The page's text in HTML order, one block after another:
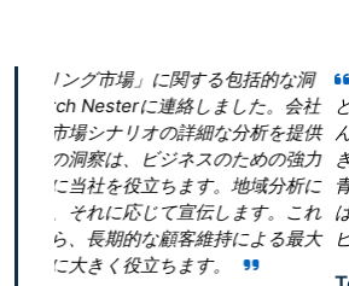
包括的な洞
した。会社
な分析を提供
のための強力
。地域分析に
します。これ
持による最大
Research Nester を選
とって最良の決断であっ
ん。 私たちは「真空ポン
ぎたいと考えていました
青写真を作成することに
は、従うべき勝利戦略を
ビゲートするのに役立ち